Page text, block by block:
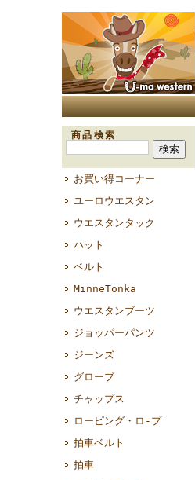
商品検索
お買い得コーナー
ユーロウエスタン
ウエスタンタック
ハット
ベルト
MinneTonka
ウエスタンブーツ
ジョッパーパンツ
ジーンズ
グローブ
チャップス
ローピング・ロ-プ
拍車ベルト
拍車